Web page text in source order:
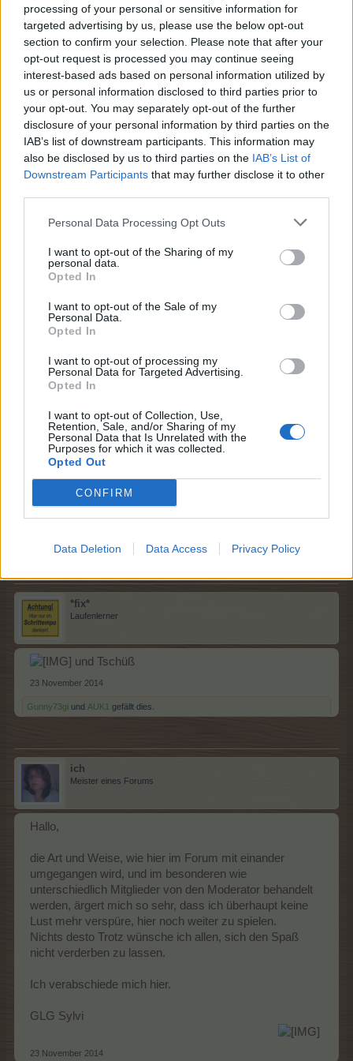
processing of your personal or sensitive information for
targeted advertising by us, please use the below opt-out
section to confirm your selection. Please note that after your
opt-out request is processed you may continue seeing
interest-based ads based on personal information utilized by
us or personal information disclosed to third parties prior to
your opt-out. You may separately opt-out of the further
disclosure of your personal information by third parties on the
IAB’s list of downstream participants. This information may
also be disclosed by us to third parties on the IAB’s List of
Downstream Participants that may further disclose it to other
Personal Data Processing Opt Outs
I want to opt-out of the Sharing of my
personal data.
Opted In
I want to opt-out of the Sale of my
Personal Data.
Opted In
I want to opt-out of processing my
Personal Data for Targeted Advertising.
Opted In
I want to opt-out of Collection, Use,
Retention, Sale, and/or Sharing of my
Personal Data that Is Unrelated with the
Purposes for which it was collected.
Opted Out
CONFIRM
Data Deletion Data Access Privacy Policy
Wünsche weiterhin viel Spaß
LG
23 November 2014
Gunny73gigefällt dies.
Katzenkotz
Nachwuchs-Autor
Tschüüüüßie und alles Liebe und Gute!
23 November 2014
Miezi
Nachwuchs-Autor
Hallo,
nicht so klamm heimlich davon stehlen.
Werde nicht mehr spielen. Möchte Euch aber trotzdem
weiterhin viel Spaß und Freude wünschen
Alles Liebe und Gute
Manuela
23 November 2014
gefällt dies.
*fix*
Laufenlerner
und Tschüß
23 November 2014
Gunny73gi und AUK1 gefällt dies.
ich
Meister eines Forums
Hallo,
die Art und Weise, wie hier im Forum mit einander
umgegangen wird, und im besonderen wie
unterschiedlich Mitglieder von den Moderator behandelt
werden, ärgert mich so sehr, dass ich überhaupt keine
Lust mehr verspüre, hier noch weiter zu spielen.
Nichts desto Trotz wünsche ich allen, sich den Spaß
nicht verderben zu lassen.
Ich verabschiede mich hier.
GLG Sylvi
23 November 2014